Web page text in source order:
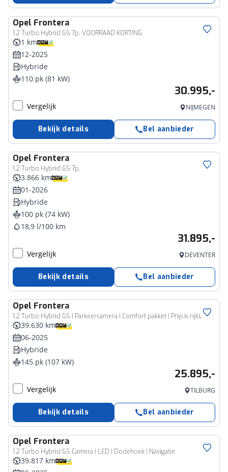
Opel Frontera
1.2 Turbo Hybrid GS 7p. VOORRAAD KORTING
1 km
12-2025
Hybride
110 pk (81 kW)
30.995,-
Vergelijk NIJMEGEN
Bekijk details Bel aanbieder
Opel Frontera
1.2 Turbo Hybrid GS 7p.
3.866 km
01-2026
Hybride
100 pk (74 kW)
18,9 l/100 km
31.895,-
Vergelijk DEVENTER
Bekijk details Bel aanbieder
Opel Frontera
1.2 Turbo Hybrid GS | Parkeercamera | Comfort pakket | Prijs is rijklaar
39.630 km
06-2025
Hybride
145 pk (107 kW)
25.895,-
Vergelijk TILBURG
Bekijk details Bel aanbieder
Opel Frontera
1.2 Turbo Hybrid GS Camera | LED | Dodehoek | Navigatie
39.817 km